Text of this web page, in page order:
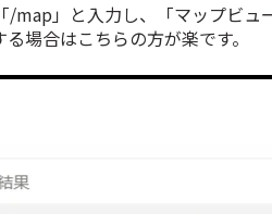
/map」と入力し、「マップビ
場合はこちらの方が楽です。